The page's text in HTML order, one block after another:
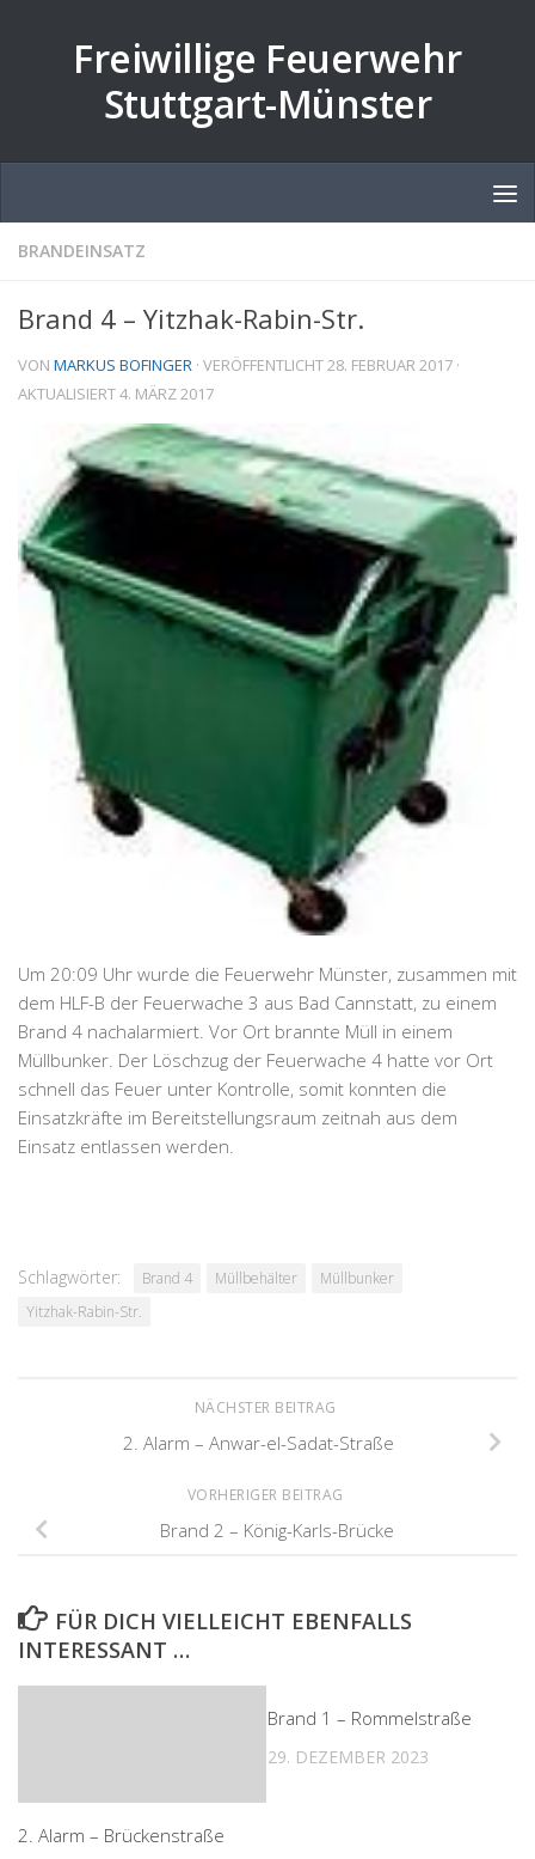
Freiwillige Feuerwehr
Stuttgart-Münster
BRANDEINSATZ
Brand 4 – Yitzhak-Rabin-Str.
VON MARKUS BOFINGER · VERÖFFENTLICHT28. FEBRUAR 2017 ·
AKTUALISIERT4. MÄRZ 2017
Um 20:09 Uhr wurde die Feuerwehr Münster, zusammen mit
dem HLF-B der Feuerwache 3 aus Bad Cannstatt, zu einem
Brand 4 nachalarmiert. Vor Ort brannte Müll in einem
Müllbunker. Der Löschzug der Feuerwache 4 hatte vor Ort
schnell das Feuer unter Kontrolle, somit konnten die
Einsatzkräfte im Bereitstellungsraum zeitnah aus dem
Einsatz entlassen werden.
Schlagwörter: Brand 4 Müllbehälter
Müllbunker
Yitzhak-Rabin-Str.
NÄCHSTER BEITRAG
2. Alarm – Anwar-el-Sadat-Straße
VORHERIGER BEITRAG
Brand 2 – König-Karls-Brücke
FÜR DICH VIELLEICHT EBENFALLS
INTERESSANT …
2. Alarm – Brückenstraße
Brand 1 – Rommelstraße
29. DEZEMBER 2023